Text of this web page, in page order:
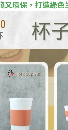
環保，打造綠色